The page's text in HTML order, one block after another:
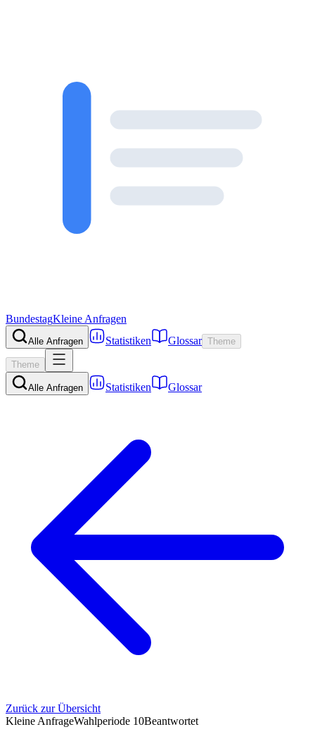
BundestagKleine Anfragen
Alle Anfragen Statistiken Glossar Theme
Theme
Alle Anfragen Statistiken Glossar
Zurück zur Übersicht
Kleine AnfrageWahlperiode 10Beantwortet